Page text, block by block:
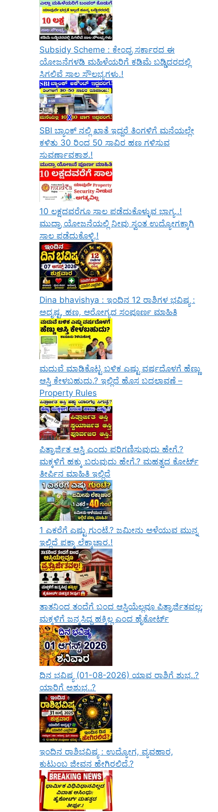
Subsidy Scheme : ಕೇಂದ್ರ ಸರ್ಕಾರದ ಈ
ಯೋಜನೆಗಳಡಿ ಮಹಿಳೆಯರಿಗೆ ಕಡಿಮೆ ಬಡ್ಡಿದರದಲ್ಲಿ
ಸಿಗಲಿವೆ ಸಾಲ ಸೌಲಭ್ಯಗಳು.!
SBI ಬ್ಯಾಂಕ್ ನಲ್ಲಿ ಖಾತೆ ಇದ್ದರೆ ತಿಂಗಳಿಗೆ ಮನೆಯಲ್ಲೇ
ಕಳಿತು 30 ರಿಂದ 50 ಸಾವಿರ ಹಣ ಗಳಿಸುವ
ಸುವರ್ಣಾವಕಾಶ.!
10 ಲಕ್ಷದವರೆಗೂ ಸಾಲ ಪಡೆದುಕೊಳ್ಳುವ ಭಾಗ್ಯ..!
ಮುದ್ರಾ ಯೋಜನೆಯಲ್ಲಿ ನೀವು ಸ್ವಂತ ಉದ್ಯೋಗಕ್ಕಾಗಿ
ಸಾಲ ಪಡೆದುಕೊಳ್ಳಿ.!
Dina bhavishya : ಇಂದಿನ 12 ರಾಶಿಗಳ ಭವಿಷ್ಯ :
ಅದೃಷ್ಟ, ಹಣ, ಆರೋಗ್ಯದ ಸಂಪೂರ್ಣ ಮಾಹಿತಿ
ಮದುವೆ ಮಾಡಿಕೊಟ್ಟ ಬಳಿಕ ಎಷ್ಟು ವರ್ಷದೊಳಗೆ ಹೆಣ್ಣು
ಆಸ್ತಿ ಕೇಳಬಹುದು.? ಇಲ್ಲಿದೆ ಹೊಸ ಬದಲಾವಣೆ –
Property Rules
ಪಿತ್ರಾರ್ಜಿತ ಆಸ್ತಿ ಎಂದು ಪರಿಗಣಿಸುವುದು ಹೇಗೆ.?
ಮಕ್ಕಳಿಗೆ ಹಕ್ಕು ಬರುವುದು ಹೇಗೆ.? ಮಹತ್ವದ ಕೋರ್ಟ್
ತೀರ್ಪಿನ ಮಾಹಿತಿ ಇಲ್ಲಿದೆ
1 ಎಕರೆಗೆ ಎಷ್ಟು ಗುಂಟೆ.? ಜಮೀನು ಅಳೆಯುವ ಮುನ್ನ
ಇಲ್ಲಿದೆ ಪಕ್ಕಾ ಲೆಕ್ಕಾಚಾರ.!
ತಾತನಿಂದ ತಂದೆಗೆ ಬಂದ ಆಸ್ತಿಯೆಲ್ಲವೂ ಪಿತ್ರಾರ್ಜಿತವಲ್ಲ;
ಮಕ್ಕಳಿಗೆ ಜನ್ಮಸಿದ್ಧ ಹಕ್ಕಿಲ್ಲ ಎಂದ ಹೈಕೋರ್ಟ್
ದಿನ ಭವಿಷ್ಯ (01-08-2026) ಯಾವ ರಾಶಿಗೆ ಶುಭ..?
ಯಾರಿಗೆ ಅಶುಭ..?
ಇಂದಿನ ರಾಶಿಭವಿಷ್ಯ : ಉದ್ಯೋಗ, ವ್ಯವಹಾರ,
ಕುಟುಂಬ ಜೀವನ ಹೇಗಿರಲಿದೆ.?